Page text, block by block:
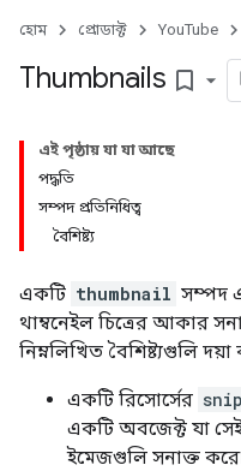
হোম প্রোডাক্ট YouTube
Thumbnails bookmark_border
এই পৃষ্ঠায় যা যা আছে
পদ্ধতি
সম্পদ প্রতিনিধিত্ব
বৈশিষ্ট্য
একটি thumbnail সম্পদ
থাম্বনেইল চিত্রের আকার
নিম্নলিখিত বৈশিষ্ট্যগুলি
একটি রিসোর্সের
একটি অবজেক্ট যা
ইমেজগুলি সনাক্ত